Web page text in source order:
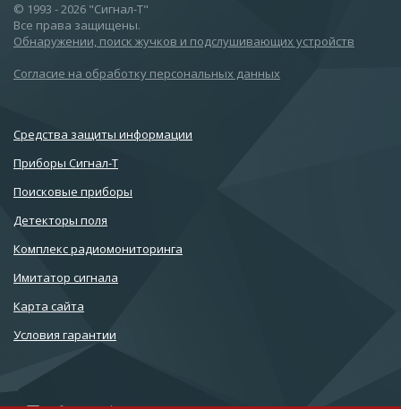
© 1993 - 2026 "Сигнал-Т"
Все права защищены.
Обнаружении, поиск жучков и подслушивающих устройств
Согласие на обработку персональных данных
Cредства защиты информации
Приборы Сигнал-Т
Поисковые приборы
Детекторы поля
Комплекс радиомониторинга
Имитатор сигнала
Карта сайта
Условия гарантии